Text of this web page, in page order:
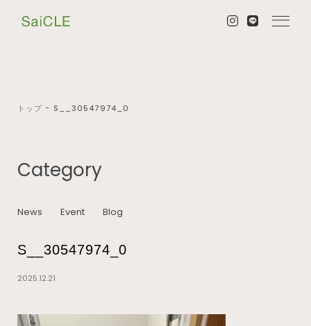
トップ − S__30547974_0
Category
News Event Blog
S__30547974_0
2025.12.21